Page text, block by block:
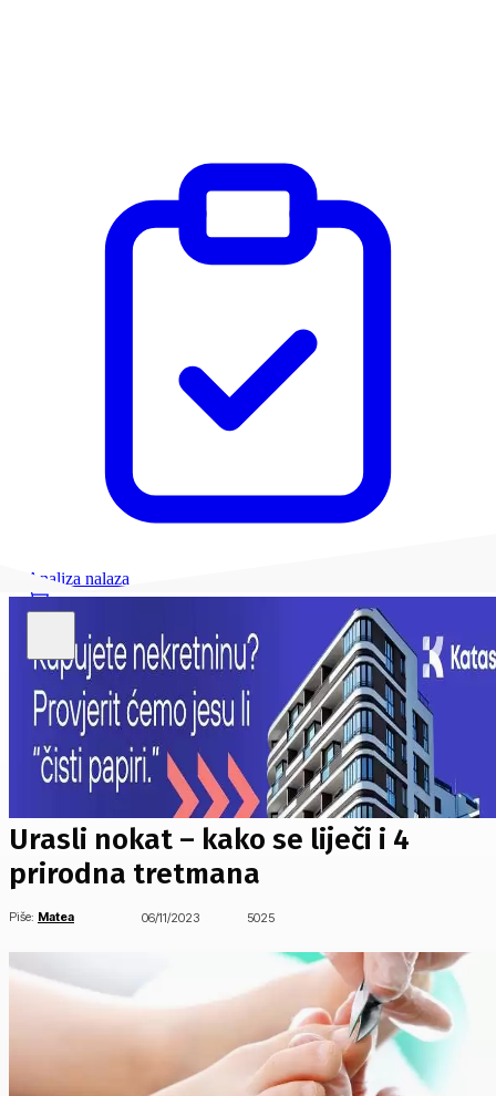
Analiza nalaza
Urasli nokat – kako se liječi i 4
prirodna tretmana
Piše: Matea 06/11/2023 5025